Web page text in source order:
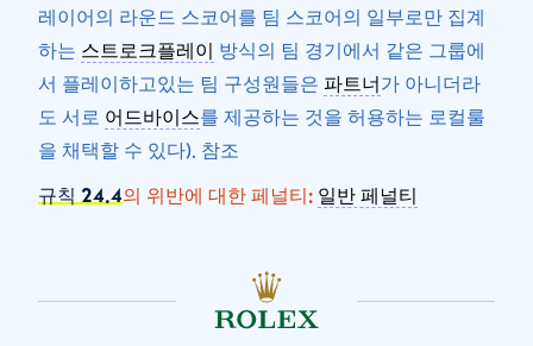
레이어의 라운드 스코어를 팀 스코어의 일부로만 집계
하는 스트로크플레이 방식의 팀 경기에서 같은 그룹에
서 플레이하고있는 팀 구성원들은 파트너가 아니더라
도 서로 어드바이스를 제공하는 것을 허용하는 로컬룰
을 채택할 수 있다). 참조
규칙 24.4의 위반에 대한 페널티: 일반 페널티